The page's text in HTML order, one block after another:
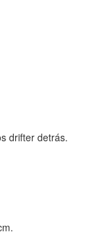
drifter detrás.